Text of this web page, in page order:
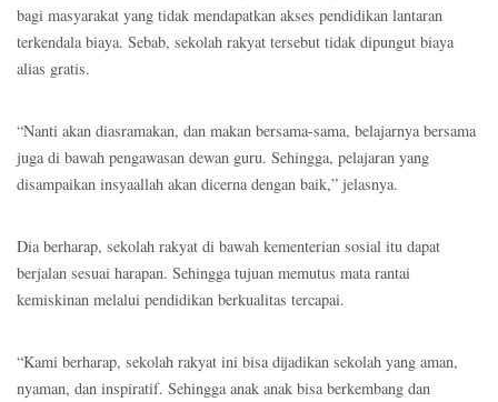
bagi masyarakat yang tidak mendapatkan akses pendidikan lantaran
terkendala biaya. Sebab, sekolah rakyat tersebut tidak dipungut biaya
alias gratis.
“Nanti akan diasramakan, dan makan bersama-sama, belajarnya bersama
juga di bawah pengawasan dewan guru. Sehingga, pelajaran yang
disampaikan insyaallah akan dicerna dengan baik,” jelasnya.
Dia berharap, sekolah rakyat di bawah kementerian sosial itu dapat
berjalan sesuai harapan. Sehingga tujuan memutus mata rantai
kemiskinan melalui pendidikan berkualitas tercapai.
“Kami berharap, sekolah rakyat ini bisa dijadikan sekolah yang aman,
nyaman, dan inspiratif. Sehingga anak anak bisa berkembang dan